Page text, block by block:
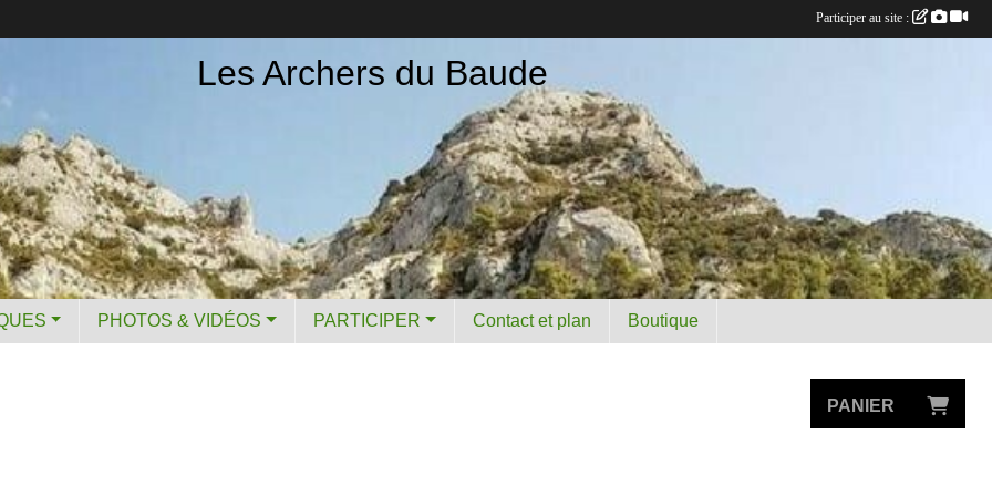
Les Archers du Baude
PHOTOS & VIDÉOS PARTICIPER Contact et plan Boutique
PANIER
Participer au site :